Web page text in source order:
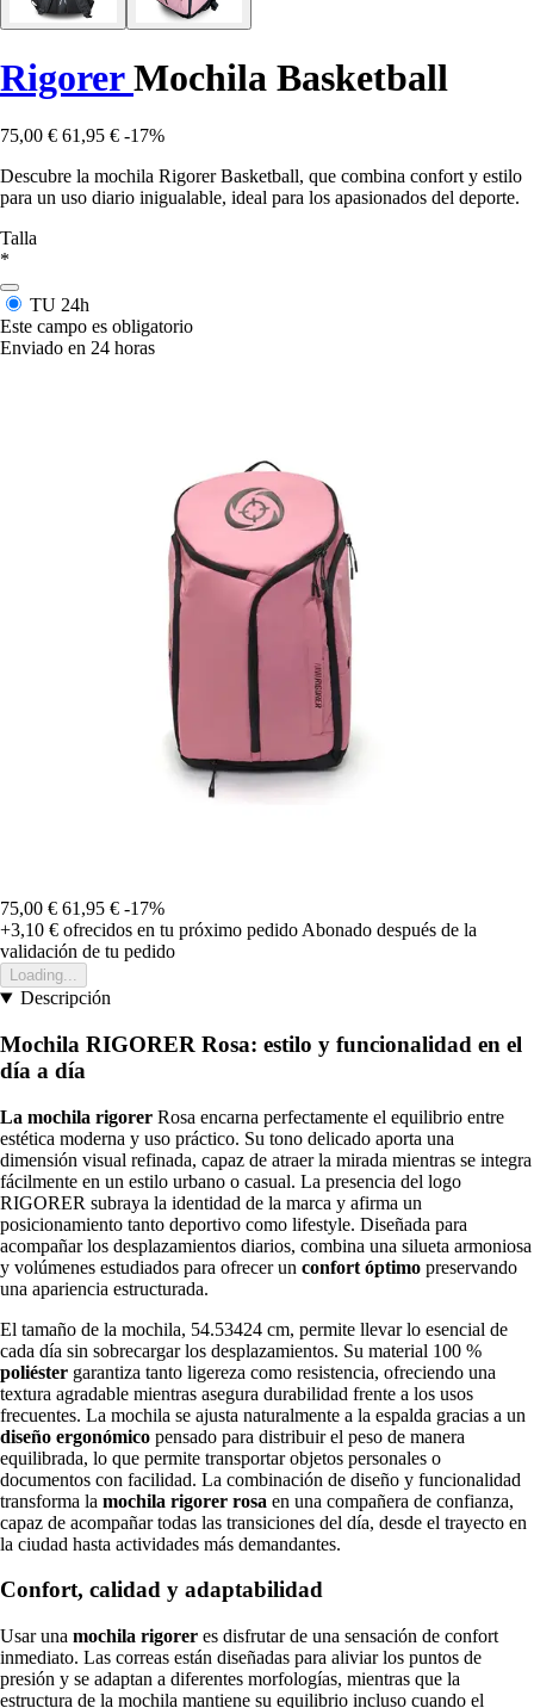
RigorerMochila Basketball
75,00 € 61,95 € -17%
Descubre la mochila Rigorer Basketball, que combina confort y estilo
para un uso diario inigualable, ideal para los apasionados del deporte.
Talla
*
TU 24h
Este campo es obligatorio
Enviado en 24 horas
75,00 € 61,95 € -17%
+3,10 € ofrecidos en tu próximo pedido Abonado después de la
validación de tu pedido
Loading...
Descripción
Mochila RIGORER Rosa: estilo y funcionalidad en el
día a día
La mochila rigorer Rosa encarna perfectamente el equilibrio entre
estética moderna y uso práctico. Su tono delicado aporta una
dimensión visual refinada, capaz de atraer la mirada mientras se integra
fácilmente en un estilo urbano o casual. La presencia del logo
RIGORER subraya la identidad de la marca y afirma un
posicionamiento tanto deportivo como lifestyle. Diseñada para
acompañar los desplazamientos diarios, combina una silueta armoniosa
y volúmenes estudiados para ofrecer un confort óptimo preservando
una apariencia estructurada.
El tamaño de la mochila, 54.53424 cm, permite llevar lo esencial de
cada día sin sobrecargar los desplazamientos. Su material 100 %
poliéster garantiza tanto ligereza como resistencia, ofreciendo una
textura agradable mientras asegura durabilidad frente a los usos
frecuentes. La mochila se ajusta naturalmente a la espalda gracias a un
diseño ergonómico pensado para distribuir el peso de manera
equilibrada, lo que permite transportar objetos personales o
documentos con facilidad. La combinación de diseño y funcionalidad
transforma la mochila rigorer rosa en una compañera de confianza,
capaz de acompañar todas las transiciones del día, desde el trayecto en
la ciudad hasta actividades más demandantes.
Confort, calidad y adaptabilidad
Usar una mochila rigorer es disfrutar de una sensación de confort
inmediato. Las correas están diseñadas para aliviar los puntos de
presión y se adaptan a diferentes morfologías, mientras que la
estructura de la mochila mantiene su equilibrio incluso cuando el